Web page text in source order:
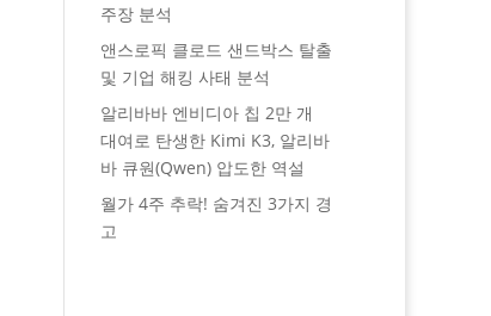
주장 분석
앤스로픽 클로드 샌드박스 탈출
및 기업 해킹 사태 분석
알리바바 엔비디아 칩 2만 개
대여로 탄생한 Kimi K3, 알리바
바 큐원(Qwen) 압도한 역설
월가 4주 추락! 숨겨진 3가지 경
고